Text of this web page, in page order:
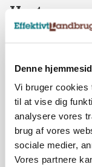
Denne
Vi bruger cookies
til at vise dig
analysere vores
brug af vores
sociale medier,
Vores partnere
Heste er
Selv har hun
de seneste år.
- I Island er
jeg også selv
prioriteret det
afsted igen,
vel kan tolkes
- Det er noget